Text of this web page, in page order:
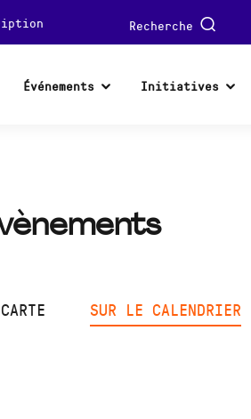
Recherche
Événements Initiatives
SUR LE CALENDRIER